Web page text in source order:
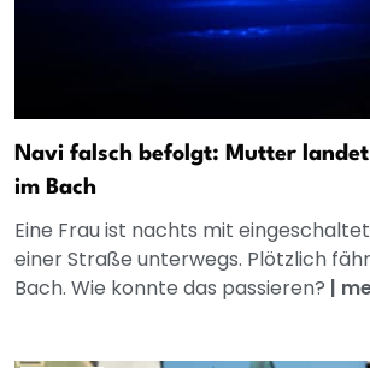
Navi falsch befolgt: Mutter
im Bach
Eine Frau ist nachts mit
einer Straße unterwegs. Plötzlich
Bach. Wie konnte das passieren? |